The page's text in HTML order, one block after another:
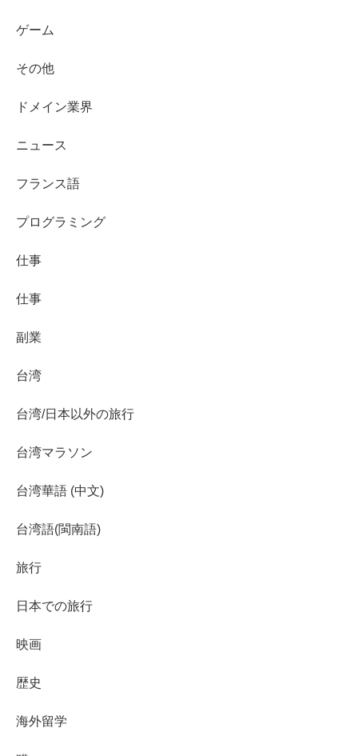
ゲーム
その他
ドメイン業界
ニュース
フランス語
プログラミング
仕事
仕事
副業
台湾
台湾/日本以外の旅行
台湾マラソン
台湾華語 (中文)
台湾語(閩南語)
旅行
日本での旅行
映画
歴史
海外留学